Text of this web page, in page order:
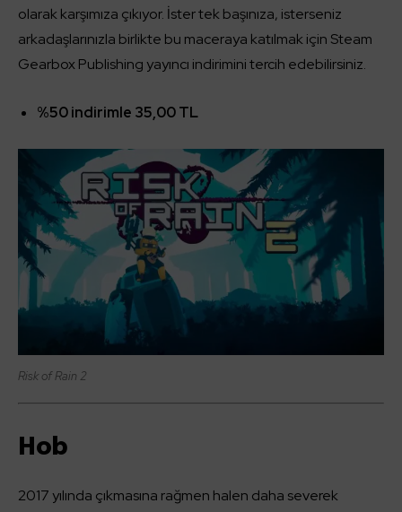
olarak karşımıza çıkıyor. İster tek başınıza, isterseniz
arkadaşlarınızla birlikte bu maceraya katılmak için Steam
Gearbox Publishing yayıncı indirimini tercih edebilirsiniz.
%50 indirimle 35,00 TL
Risk of Rain 2
Hob
2017 yılında çıkmasına rağmen halen daha severek